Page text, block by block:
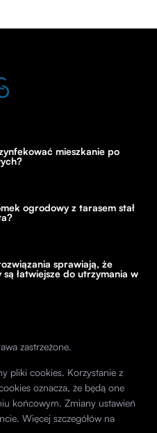
mieszkanie po
ogrodowy z tarasem stał
sprawiają, że
łatwiejsze do utrzymania w
zastrzeżone.
pliki cookies. Korzystanie z
oznacza, że będą one
końcowym. Zmiany ustawień
Więcej szczegółów na